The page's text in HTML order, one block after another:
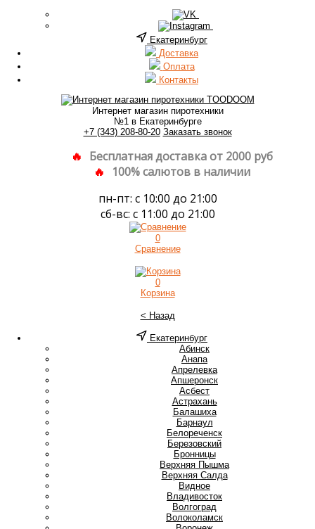
Екатеринбург
Доставка
Оплата
Контакты
Интернет магазин пиротехники
№1 в Екатеринбурге
+7 (343) 208-80-20 Заказать звонок
Бесплатная доставка от 2000 руб
100% салютов в наличии
пн-пт: с 10:00 до 21:00
сб-вс: с 11:00 до 21:00
0
Сравнение
0
Корзина
< Назад
Екатеринбург
Абинск
Анапа
Апрелевка
Апшеронск
Асбест
Астрахань
Балашиха
Барнаул
Белореченск
Березовский
Бронницы
Верхняя Пышма
Верхняя Салда
Видное
Владивосток
Волгоград
Волоколамск